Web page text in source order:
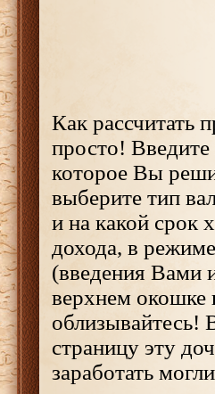
Как рассчитать
просто!
которое Вы
выберите тип
и на какой срок
дохода, в
(введения Вами
верхнем окошке
облизывайтесь!
страницу эту
заработать